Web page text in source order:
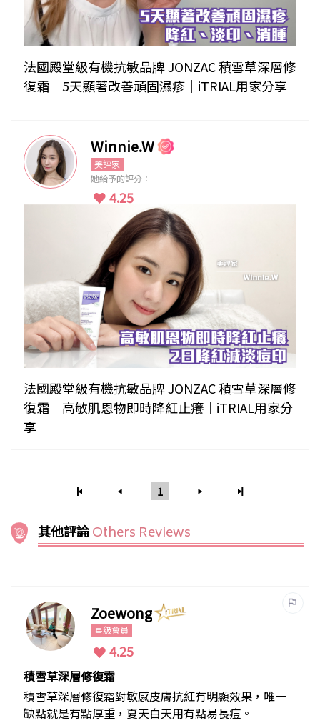
法國殿堂級有機抗敏品牌 JONZAC 積雪草深層修
復霜｜5天顯著改善頑固濕疹｜iTRIAL用家分享
Winnie.W
美評家
她給予的評分：
4.25
法國殿堂級有機抗敏品牌 JONZAC 積雪草深層修
復霜｜高敏肌恩物即時降紅止癢｜iTRIAL用家分
享
1
其他評論Others Reviews
Zoewong
星級會員
4.25
積雪草深層修復霜
積雪草深層修復霜對敏感皮膚抗紅有明顯效果，唯一
缺點就是有點厚重，夏天白天用有點易長痘。